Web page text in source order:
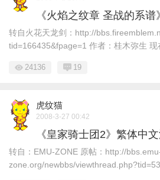
《火焰之纹章 圣战的系
转自火花天龙剑：http://
tid=166435&fpage=1 作者：桂木弥生 现
24136 19
虎纹猫
2008-3-27 00:42
《皇家骑士团2》繁体中
转自：EMU-ZONE 原帖：http://
zone.org/newbbs/